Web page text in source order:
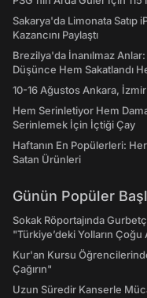
Sakarya'da Limonata Satıp
Kazancını Paylaştı
Brezilya'da İnanılmaz
Düşünce Hem Sakatlandı
10-16 Ağustos Ankara,
Hem Serinletiyor Hem
Serinlemek İçin İçtiği Çay
Haftanın En Popülerleri:
Satan Ürünleri
Günün Popüler
Sokak Röportajında
"Türkiye’deki Yolların Çoğu
Kur'an Kursu
Çağırın"
Uzun Süredir Kanserle